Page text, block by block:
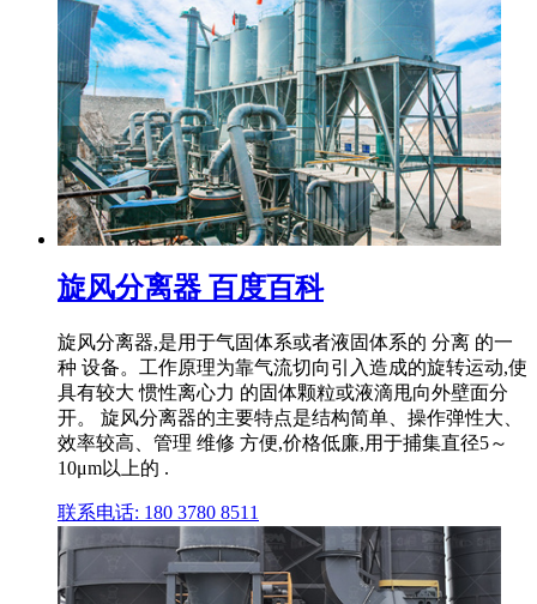
旋风分离器 百度百科
旋风分离器,是用于气固体系或者液固体系的 分离 的一
种 设备。工作原理为靠气流切向引入造成的旋转运动,使
具有较大 惯性离心力 的固体颗粒或液滴甩向外壁面分
开。 旋风分离器的主要特点是结构简单、操作弹性大、
效率较高、管理 维修 方便,价格低廉,用于捕集直径5～
10μm以上的 .
联系电话: 180 3780 8511